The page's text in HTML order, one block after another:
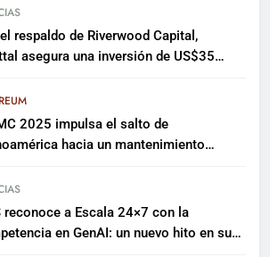
respaldo de Riverwood Capital,
asegura una inversión de US$35
2025 impulsa el salto de
hacia un mantenimiento
reconoce a Escala 24×7 con la
en GenAI: un nuevo hito en su